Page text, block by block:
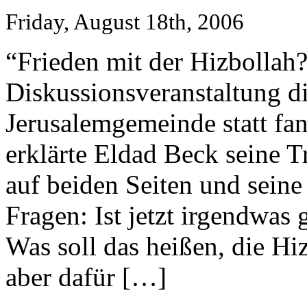
Friday, August 18th, 2006
“Frieden mit der
Diskussionsveranstaltung
Jerusalemgemeinde statt
erklärte Eldad Beck seine
auf beiden Seiten und
Fragen: Ist jetzt irgendwas
Was soll das heißen, die
aber dafür […]